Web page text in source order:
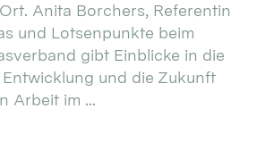
Anita Borchers, Referentin
und Lotsenpunkte beim
gibt Einblicke in die
und die Zukunft
Arbeit im ...